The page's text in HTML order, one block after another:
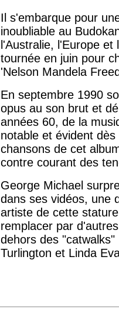
Il s'embarque pour
inoubliable au
l'Australie, l'Europe
tournée en juin pour
'Nelson Mandela
En septembre 1990
opus au son brut et
années 60, de la
notable et évident
chansons de cet
contre courant des
George Michael
dans ses vidéos, une
artiste de cette
remplacer par
dehors des
Turlington et Linda